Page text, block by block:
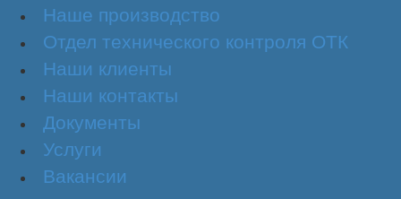
Наше производство
Отдел технического контроля ОТК
Наши клиенты
Наши контакты
Документы
Услуги
Вакансии